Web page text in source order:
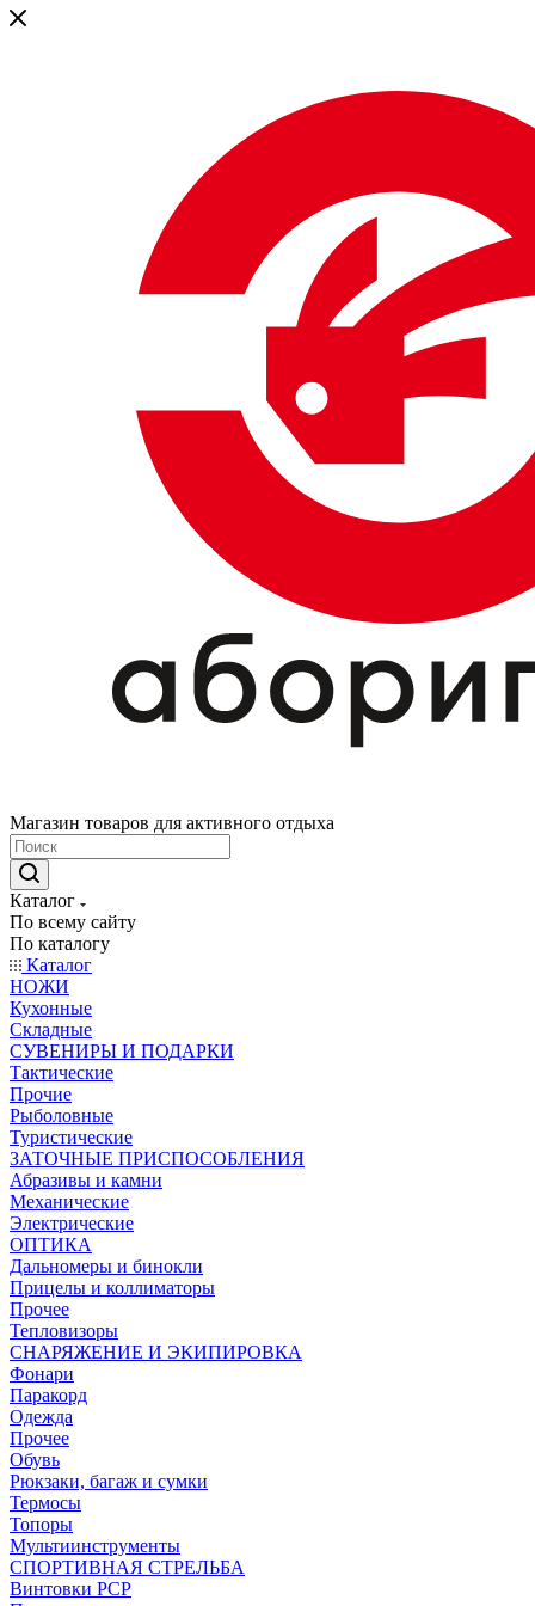
Магазин товаров для активного отдыха
Каталог
По всему сайту
По каталогу
Каталог
НОЖИ
Кухонные
Складные
СУВЕНИРЫ И ПОДАРКИ
Тактические
Прочие
Рыболовные
Туристические
ЗАТОЧНЫЕ ПРИСПОСОБЛЕНИЯ
Абразивы и камни
Механические
Электрические
ОПТИКА
Дальномеры и бинокли
Прицелы и коллиматоры
Прочее
Тепловизоры
СНАРЯЖЕНИЕ И ЭКИПИРОВКА
Фонари
Паракорд
Одежда
Прочее
Обувь
Рюкзаки, багаж и сумки
Термосы
Топоры
Мультиинструменты
СПОРТИВНАЯ СТРЕЛЬБА
Винтовки PCP